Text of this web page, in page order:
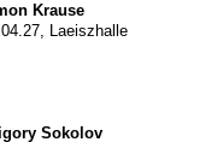
Krause
Laeiszhalle
Sokolov